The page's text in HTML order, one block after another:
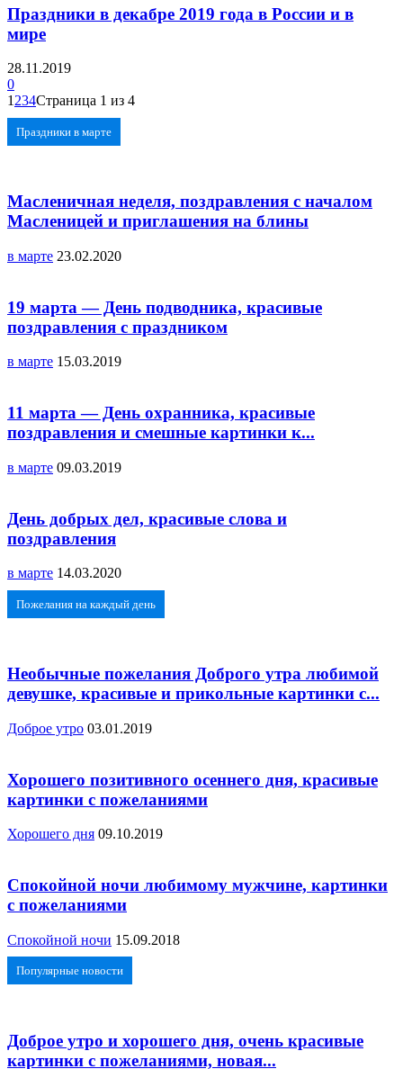
Праздники в декабре 2019 года в России и в
мире
28.11.2019
0
1 234Страница 1 из 4
Праздники в марте
Масленичная неделя, поздравления с началом
Масленицей и приглашения на блины
в марте 23.02.2020
19 марта — День подводника, красивые
поздравления с праздником
в марте 15.03.2019
11 марта — День охранника, красивые
поздравления и смешные картинки к...
в марте 09.03.2019
День добрых дел, красивые слова и
поздравления
в марте 14.03.2020
Пожелания на каждый день
Необычные пожелания Доброго утра любимой
девушке, красивые и прикольные картинки с...
Доброе утро 03.01.2019
Хорошего позитивного осеннего дня, красивые
картинки с пожеланиями
Хорошего дня 09.10.2019
Спокойной ночи любимому мужчине, картинки
с пожеланиями
Спокойной ночи 15.09.2018
Популярные новости
Доброе утро и хорошего дня, очень красивые
картинки с пожеланиями, новая...